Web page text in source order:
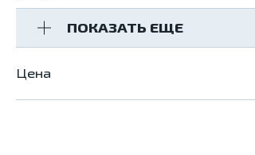
ПОКАЗАТЬ ЕЩЕ
Цена